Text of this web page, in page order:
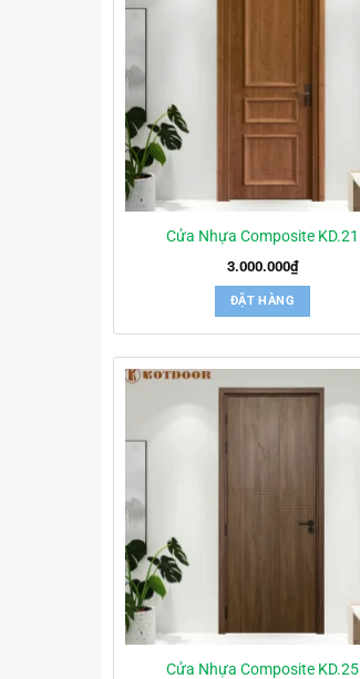
Cửa Nhựa Composite KD.21
3.000.000₫
ĐẶT HÀNG
Cửa Nhựa Composite KD.25